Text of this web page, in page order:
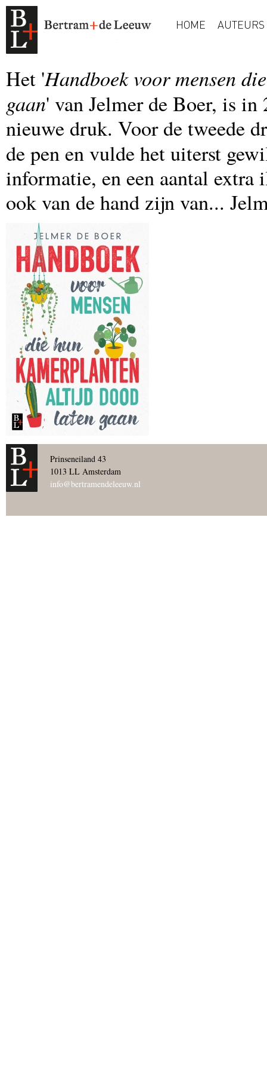
HOME AUTEURS
Het 'Handboek voor mensen
gaan' van Jelmer de Boer, is in
nieuwe druk. Voor de tweede
de pen en vulde het uiterst
informatie, en een aantal
ook van de hand zijn van...
Prinseneiland 43
1013 LL Amsterdam
info@bertramendeleeuw.nl